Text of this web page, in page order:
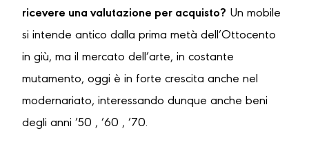
ricevere una valutazione per acquisto? Un mobile
si intende antico dalla prima metà dell’Ottocento
in giù, ma il mercato dell’arte, in costante
mutamento, oggi è in forte crescita anche nel
modernariato, interessando dunque anche beni
degli anni ’50 , ’60 , ’70.